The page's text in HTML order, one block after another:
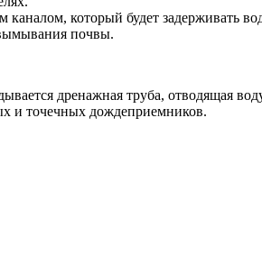
который будет задерживать
почвы.
дренажная труба, отводящая
и точечных дождеприемников.